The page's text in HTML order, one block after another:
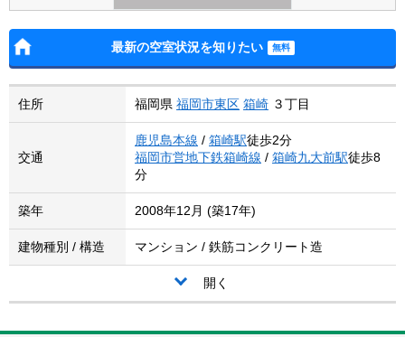
最新の空室状況を知りたい
住所 福岡県 福岡市東区 箱崎 ３丁目
交通
鹿児島本線 / 箱崎駅徒歩2分
福岡市営地下鉄箱崎線 / 箱崎九大前駅徒歩8
分
築年 2008年12月 (築17年)
建物種別 / 構造 マンション / 鉄筋コンクリート造
開く